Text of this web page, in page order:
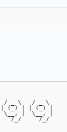
_ \   / _ \
(_) | | (_) |
|  \__, |
/_/     /_/